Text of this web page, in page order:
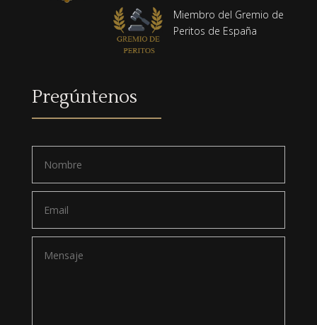
Miembro del Gremio de
Peritos de España
Pregúntenos